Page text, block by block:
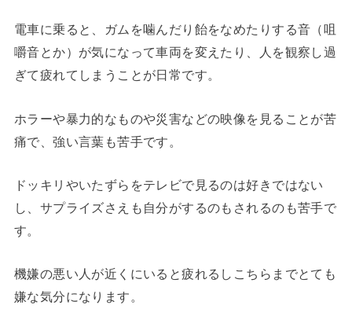
電車に乗ると、ガムを噛んだり飴をなめたりする音（咀
嚼音とか）が気になって車両を変えたり、人を観察し過
ぎて疲れてしまうことが日常です。
ホラーや暴力的なものや災害などの映像を見ることが苦
痛で、強い言葉も苦手です。
ドッキリやいたずらをテレビで見るのは好きではない
し、サプライズさえも自分がするのもされるのも苦手で
す。
機嫌の悪い人が近くにいると疲れるしこちらまでとても
嫌な気分になります。